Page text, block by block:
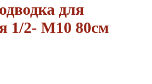
для
1/2- M10 80см